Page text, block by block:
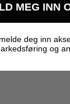
MEG INN
deg inn
og